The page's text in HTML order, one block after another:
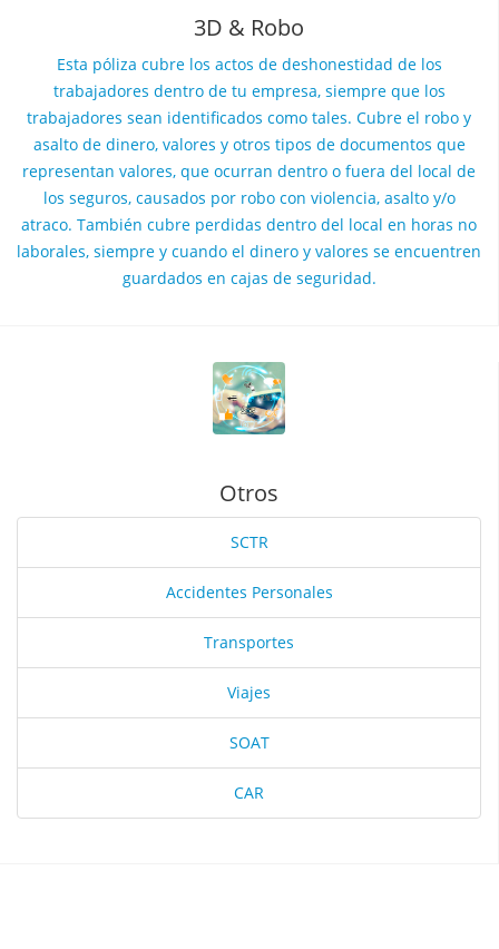
3D & Robo
Esta póliza cubre los actos de deshonestidad de los
trabajadores dentro de tu empresa, siempre que los
trabajadores sean identificados como tales. Cubre el robo y
asalto de dinero, valores y otros tipos de documentos que
representan valores, que ocurran dentro o fuera del local de
los seguros, causados por robo con violencia, asalto y/o
atraco. También cubre perdidas dentro del local en horas no
laborales, siempre y cuando el dinero y valores se encuentren
guardados en cajas de seguridad.
Otros
SCTR
Accidentes Personales
Transportes
Viajes
SOAT
CAR